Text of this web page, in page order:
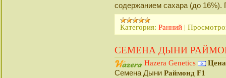
содержанием сахара (до
Категория: Ранний |
СЕМЕНА ДЫНИ
Hazera Genetics
Cемена Дыни Раймонд F1